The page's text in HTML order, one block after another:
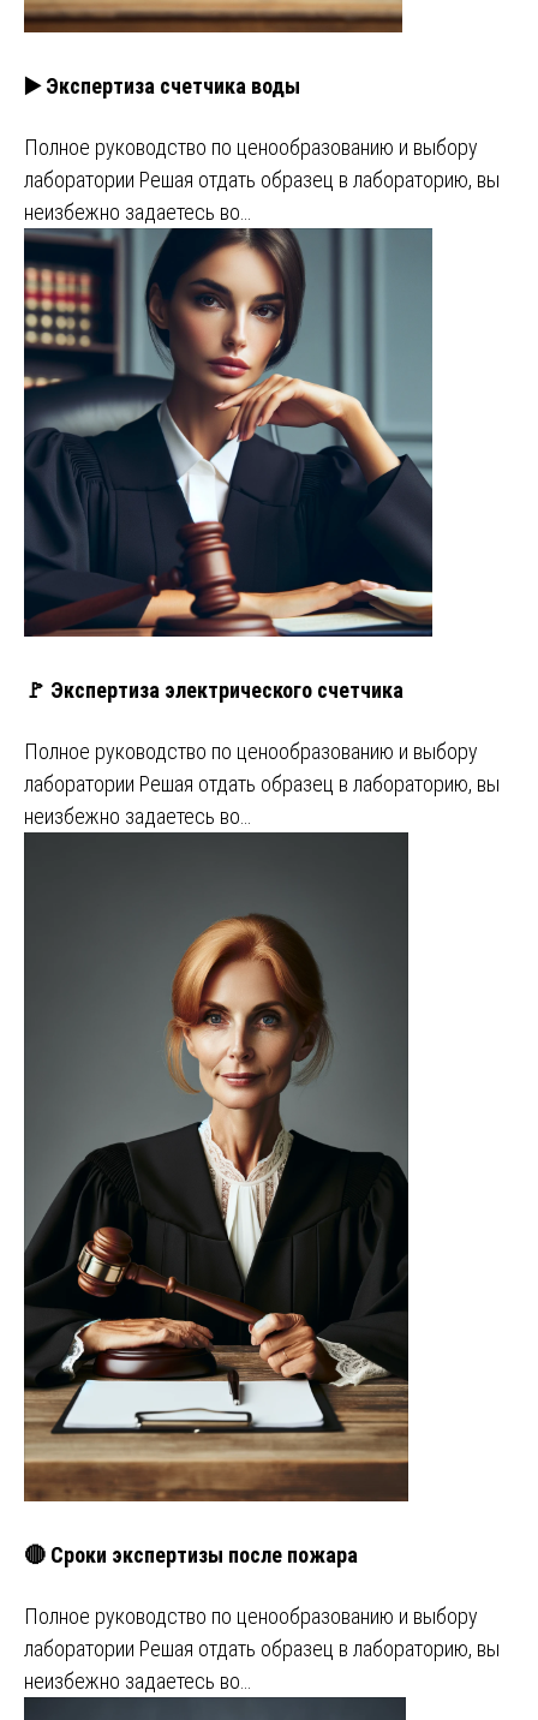
▶️ Экспертиза счетчика воды
Полное руководство по ценообразованию и выбору
лаборатории Решая отдать образец в лабораторию, вы
неизбежно задаетесь во…
🚩 Экспертиза электрического счетчика
Полное руководство по ценообразованию и выбору
лаборатории Решая отдать образец в лабораторию, вы
неизбежно задаетесь во…
🔴 Сроки экспертизы после пожара
Полное руководство по ценообразованию и выбору
лаборатории Решая отдать образец в лабораторию, вы
неизбежно задаетесь во…